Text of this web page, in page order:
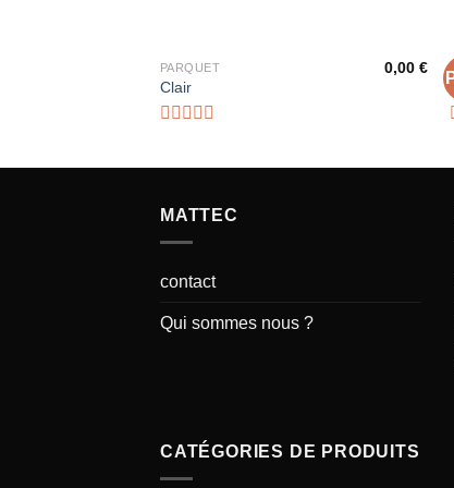
RUPTURE DE STOCK
PARQUET
Clair
sur
0,00€
MATTEC
contact
Qui sommes nous ?
CATÉGORIES DE PRODUITS